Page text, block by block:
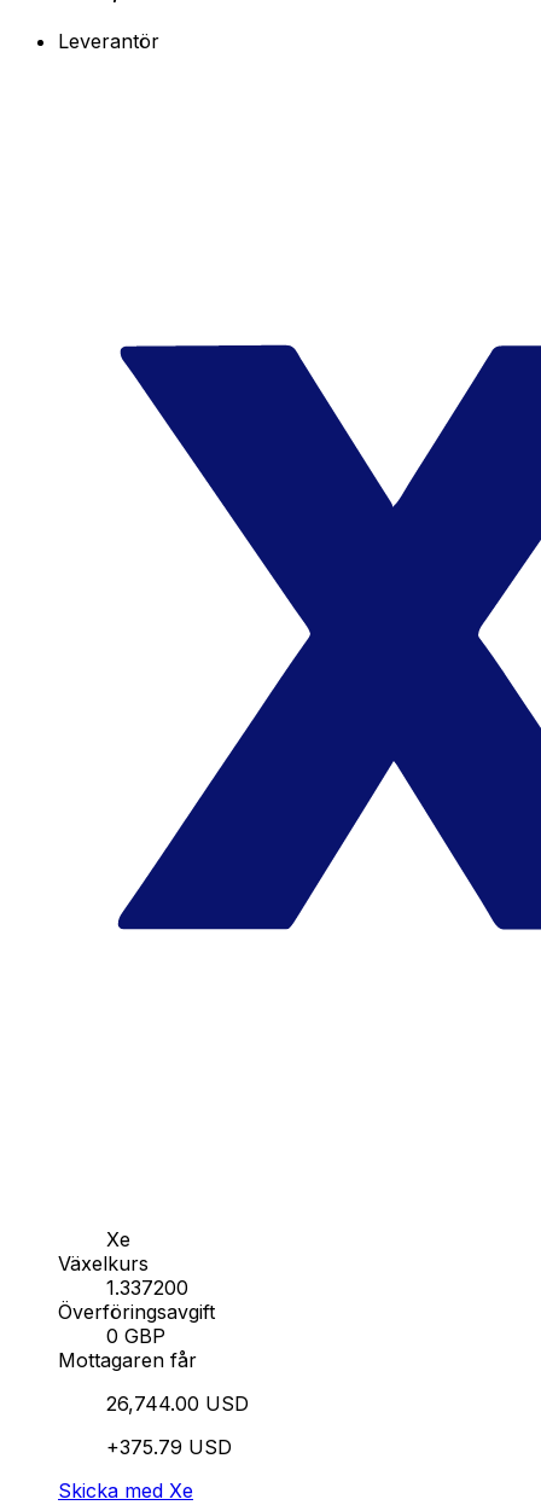
Leverantör
Xe
Växelkurs
1.337200
Överföringsavgift
0 GBP
Mottagaren får
26,744.00 USD
+375.79 USD
Skicka med Xe